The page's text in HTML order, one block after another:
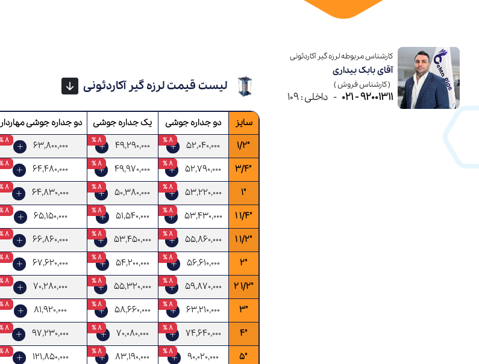
کارشناس مربوطه لرزه گیر آکاردئونی
آقای بابک بیداری
( کارشناس فروش )
92001311 - 021
- داخلی : 109
لیست قیمت لرزه گیر آکاردئونی
سایز دو جداره جوشی یک جداره جوشی دو جداره جوشی مهاردار
"1/2
8 % 52,040,000
8 % 49,290,000
8 % 63,800,000
"3/4
8 % 52,790,000
8 % 49,970,000
8 % 64,480,000
"1
8 % 53,220,000
8 % 50,380,000
8 % 64,830,000
"1/4 1
8 % 53,430,000
8 % 51,540,000
8 % 65,150,000
"1/2 1
8 % 55,860,000
8 % 53,450,000
8 % 66,860,000
"2
8 % 56,610,000
8 % 54,200,000
8 % 67,620,000
"1/2 2
8 % 59,870,000
8 % 55,320,000
8 % 70,280,000
"3
8 % 63,210,000
8 % 58,660,000
8 % 81,920,000
"4
8 % 74,640,000
8 % 70,080,000
8 % 97,230,000
"5
8 % 90,020,000
8 % 83,190,000
8 % 121,850,000